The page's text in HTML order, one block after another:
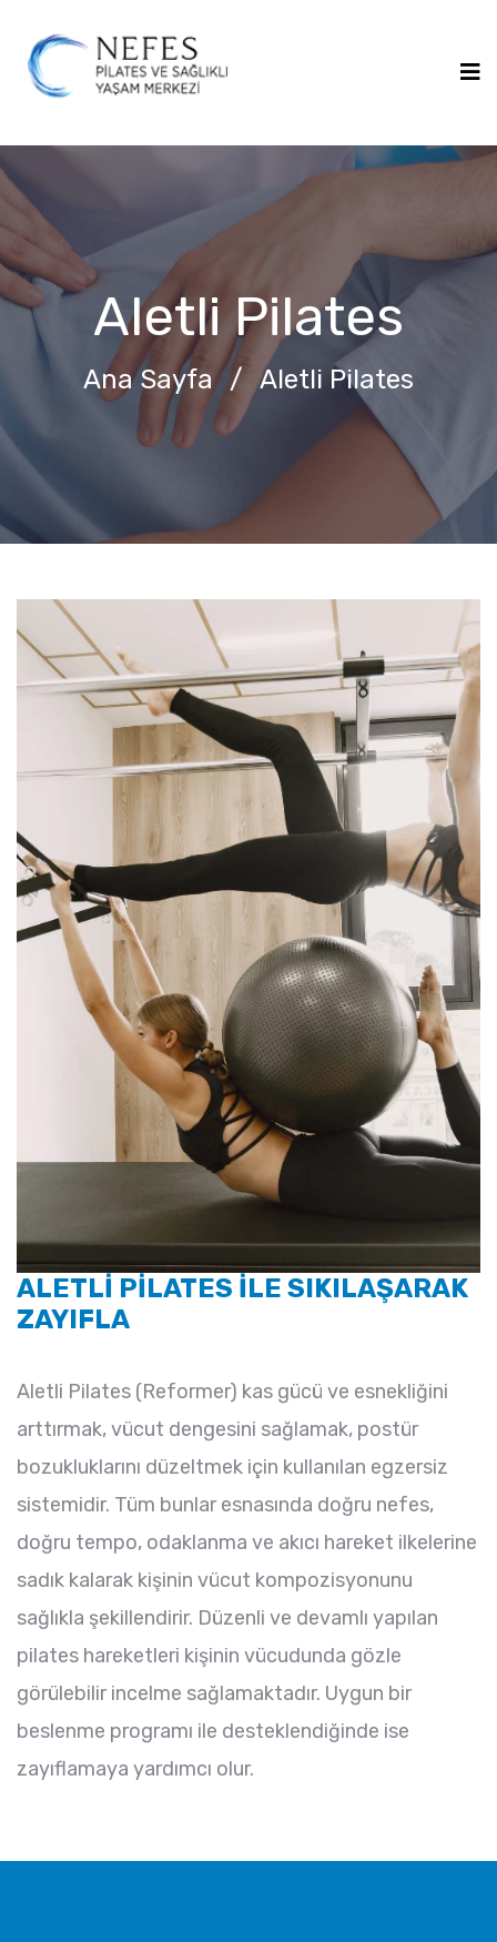
Aletli Pilates
Ana Sayfa / Aletli Pilates
ALETLİ PİLATES İLE SIKILAŞARAK
ZAYIFLA
Aletli Pilates (Reformer) kas gücü ve esnekliğini
arttırmak, vücut dengesini sağlamak, postür
bozukluklarını düzeltmek için kullanılan egzersiz
sistemidir. Tüm bunlar esnasında doğru nefes,
doğru tempo, odaklanma ve akıcı hareket ilkelerine
sadık kalarak kişinin vücut kompozisyonunu
sağlıkla şekillendirir. Düzenli ve devamlı yapılan
pilates hareketleri kişinin vücudunda gözle
görülebilir incelme sağlamaktadır. Uygun bir
beslenme programı ile desteklendiğinde ise
zayıflamaya yardımcı olur.